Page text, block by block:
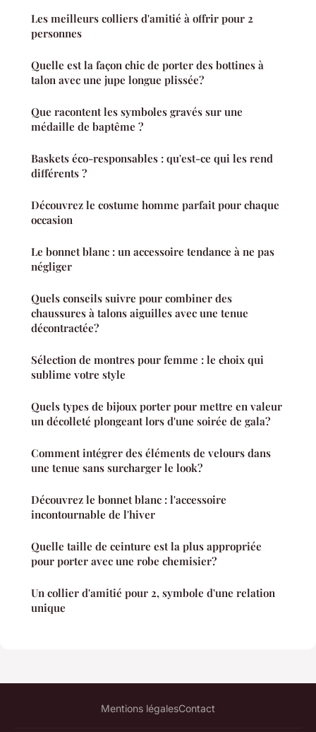
Les meilleurs colliers d'amitié à offrir pour 2
personnes
Quelle est la façon chic de porter des bottines à
talon avec une jupe longue plissée?
Que racontent les symboles gravés sur une
médaille de baptême ?
Baskets éco-responsables : qu'est-ce qui les rend
différents ?
Découvrez le costume homme parfait pour chaque
occasion
Le bonnet blanc : un accessoire tendance à ne pas
négliger
Quels conseils suivre pour combiner des
chaussures à talons aiguilles avec une tenue
décontractée?
Sélection de montres pour femme : le choix qui
sublime votre style
Quels types de bijoux porter pour mettre en valeur
un décolleté plongeant lors d'une soirée de gala?
Comment intégrer des éléments de velours dans
une tenue sans surcharger le look?
Découvrez le bonnet blanc : l'accessoire
incontournable de l'hiver
Quelle taille de ceinture est la plus appropriée
pour porter avec une robe chemisier?
Un collier d'amitié pour 2, symbole d'une relation
unique
Mentions légalesContact